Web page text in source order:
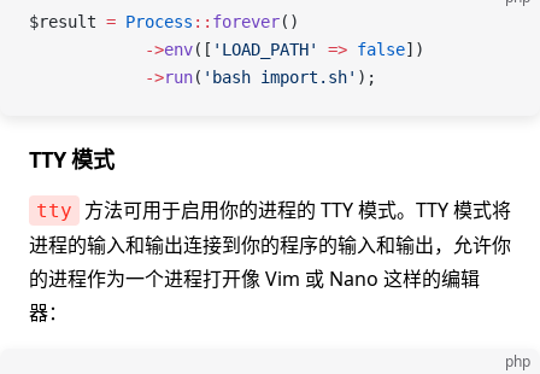
$result = Process :: forever()
            ->
env([ 'LOAD_PATH' => false])
            ->
run( 'bash import.sh' );
TTY 模式
tty
方法可用于启用你的进程的 TTY 模式。TTY 模式将
进程的输入和输出连接到你的程序的输入和输出，允许你
的进程作为一个进程打开像 Vim 或 Nano 这样的编辑
器：
php